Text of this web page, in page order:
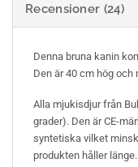
Recensioner (24)
Denna bruna kanin
Den är 40 cm hög
Alla mjukisdjur från
grader). Den är CE-
syntetiska vilket
produkten håller länge.